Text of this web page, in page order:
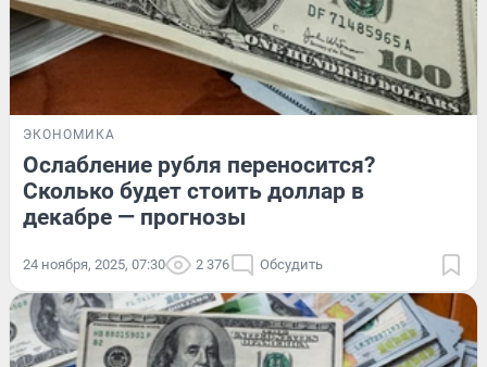
ЭКОНОМИКА
Ослабление рубля переносится?
Сколько будет стоить доллар в
декабре — прогнозы
24 ноября, 2025, 07:30 2 376 Обсудить